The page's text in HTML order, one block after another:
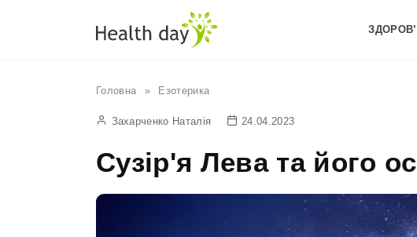
Головна » Езотерика
Захарченко Наталія 24.04.2023
Сузір'я Лева та його